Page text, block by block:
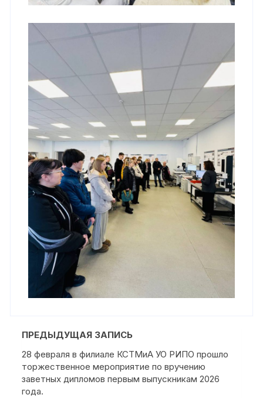
ПРЕДЫДУЩАЯ ЗАПИСЬ
28 февраля в филиале КСТМиА УО РИПО прошло
торжественное мероприятие по вручению
заветных дипломов первым выпускникам 2026
года.